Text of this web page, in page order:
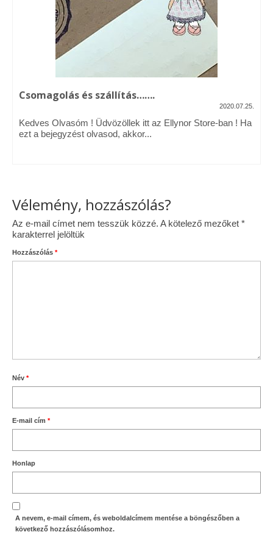
Vásárok, ahol velem is találkozhattál…
Alapanyagok, kellékek
Ellynor története
Adatkezelési tájékoztató
Csomagolás és szállítás…….
2020.07.25.
Kedves Olvasóm ! Üdvözöllek itt az Ellynor Store-ban ! Ha
ezt a bejegyzést olvasod, akkor...
Vélemény, hozzászólás?
Az e-mail címet nem tesszük közzé. A kötelező mezőket *
karakterrel jelöltük
Hozzászólás *
Név *
E-mail cím *
Honlap
A nevem, e-mail címem, és weboldalcímem mentése a böngészőben a
következő hozzászólásomhoz.